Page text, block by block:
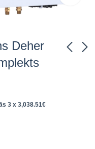
Deher
ECO XL 11 kW
7,927.19€ieskaitot
Full XL 11 kW
9,300.06
3 x 3,038.51€